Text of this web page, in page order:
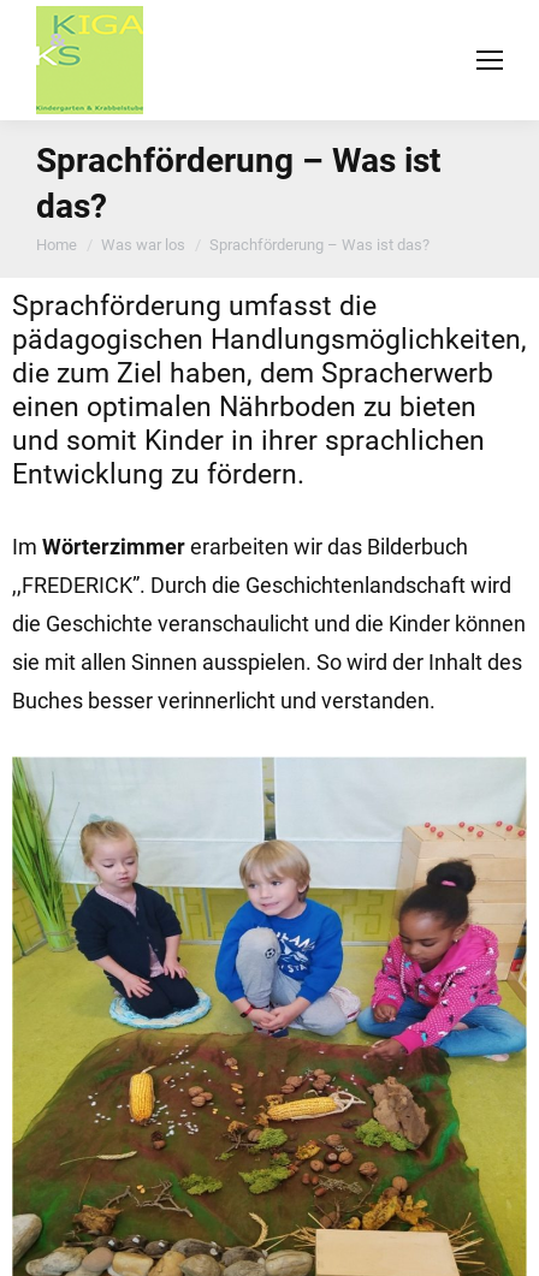
Sprachförderung – Was ist
das?
You are here:
Home Was war los Sprachförderung – Was ist das?
Sprachförderung umfasst die
pädagogischen Handlungsmöglichkeiten,
die zum Ziel haben, dem Spracherwerb
einen optimalen Nährboden zu bieten
und somit Kinder in ihrer sprachlichen
Entwicklung zu fördern.
Im Wörterzimmererarbeiten wir das Bilderbuch
,,FREDERICK”. Durch die Geschichtenlandschaft wird
die Geschichte veranschaulicht und die Kinder können
sie mit allen Sinnen ausspielen. So wird der Inhalt des
Buches besser verinnerlicht und verstanden.